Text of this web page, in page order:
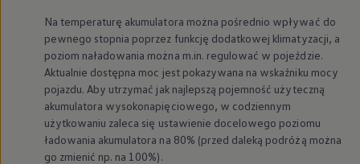
Na temperaturę akumulatora można pośrednio wpływać do
pewnego stopnia poprzez funkcję dodatkowej klimatyzacji, a
poziom naładowania można m.in. regulować w pojeździe.
Aktualnie dostępna moc jest pokazywana na wskaźniku mocy
pojazdu. Aby utrzymać jak najlepszą pojemność użyteczną
akumulatora wysokonapięciowego, w codziennym
użytkowaniu zaleca się ustawienie docelowego poziomu
ładowania akumulatora na 80% (przed daleką podróżą można
go zmienić np. na 100%).